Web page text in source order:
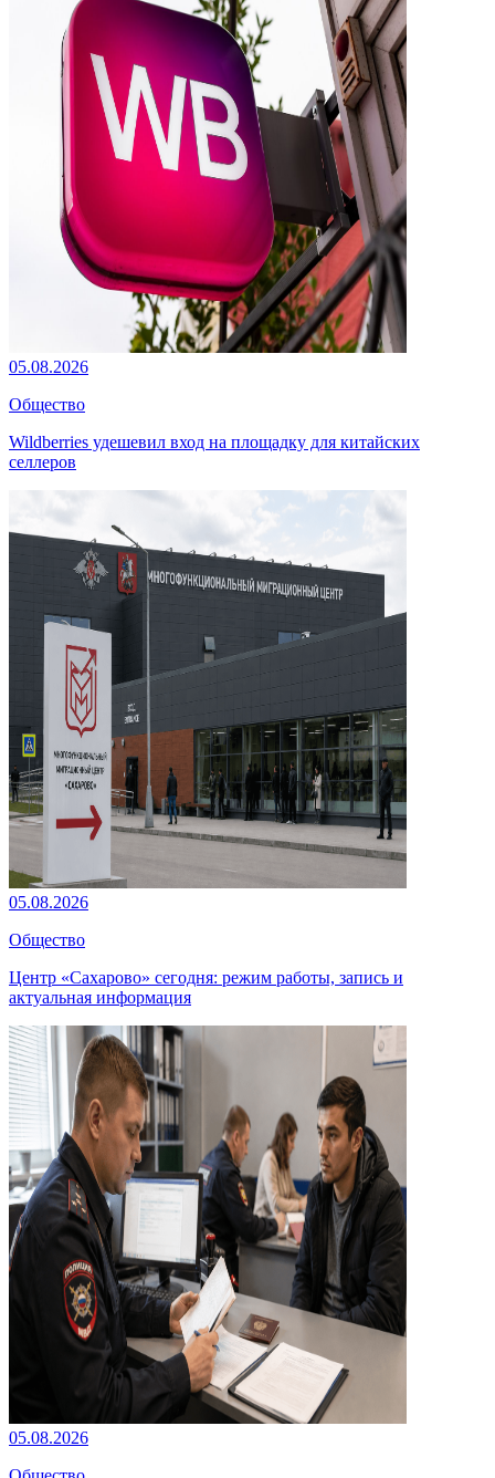
05.08.2026
Общество
Wildberries удешевил вход на площадку для китайских
селлеров
05.08.2026
Общество
Центр «Сахарово» сегодня: режим работы, запись и
актуальная информация
05.08.2026